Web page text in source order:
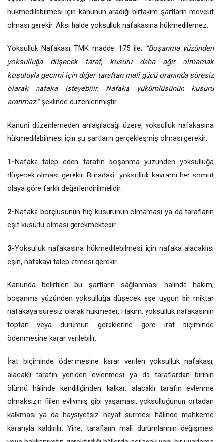
hükmedilebilmesi için kanunun aradığı birtakım şartların mevcut
olması gerekir. Aksi halde yoksulluk nafakasına hükmedilemez.
Yoksulluk Nafakası TMK madde 175 ile;
"Boşanma yüzünden
yoksulluğa düşecek taraf, kusuru daha ağır olmamak
koşuluyla geçimi için diğer taraftan malî gücü oranında süresiz
olarak nafaka isteyebilir. Nafaka yükümlüsünün kusuru
aranmaz."şeklinde düzenlenmiştir.
Kanuni düzenlemeden anlaşılacağı üzere, yoksulluk nafakasına
hükmedilebilmesi için şu şartların gerçekleşmiş olması gerekir:
1-Nafaka talep eden tarafın boşanma yüzünden yoksulluğa
düşecek olması gerekir. Buradaki yoksulluk kavramı her somut
olaya göre farklı değerlendirilmelidir.
2-Nafaka borçlusunun hiç kusurunun olmaması ya da tarafların
eşit kusurlu olması gerekmektedir.
3-Yoksulluk nafakasına hükmedilebilmesi için nafaka alacaklısı
eşin, nafakayı talep etmesi gerekir.
Kanunda belirtilen bu şartların sağlanması halinde hakim,
boşanma yüzünden yoksulluğa düşecek eşe uygun bir miktar
nafakaya süresiz olarak hükmeder. Hakim, yoksulluk nafakasının
toptan veya durumun gereklerine göre irat biçiminde
ödenmesine karar verilebilir.
İrat biçiminde ödenmesine karar verilen yoksulluk nafakası,
alacaklı tarafın yeniden evlenmesi ya da taraflardan birinin
ölümü hâlinde kendiliğinden kalkar; alacaklı tarafın evlenme
olmaksızın fiilen evliymiş gibi yaşaması, yoksulluğunun ortadan
kalkması ya da haysiyetsiz hayat sürmesi hâlinde mahkeme
kararıyla kaldırılır. Yine, tarafların malî durumlarının değişmesi